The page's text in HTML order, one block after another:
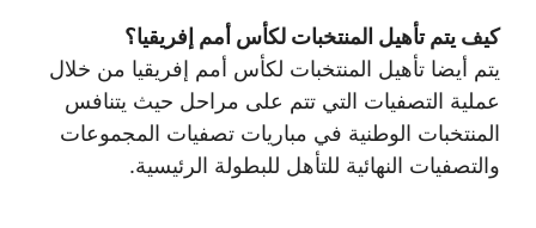
كيف يتم تأهيل المنتخبات لكأس أمم إفريقيا؟
يتم أيضا تأهيل المنتخبات لكأس أمم إفريقيا من خلال
عملية التصفيات التي تتم على مراحل حيث يتنافس
المنتخبات الوطنية في مباريات تصفيات المجموعات
والتصفيات النهائية للتأهل للبطولة الرئيسية.